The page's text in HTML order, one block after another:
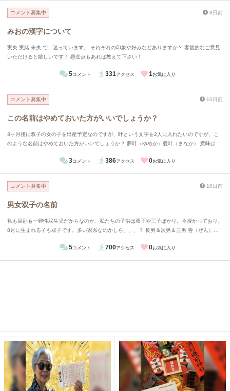
います。だけど、生前の旦那と、「女の子だったら絹瞳可愛いね！」と話をしており、どうし
コメント募集中 8日前
みおの漢字について
実央 実緒 未央 で、迷っています。 それぞれの印象や好みなどありますか？ 客観的なご意見
いただけると嬉しいです！ 懸念点もあれば教えて下さい！
5コメント 331 アクセス 1 お気に入り
コメント募集中 10日前
この名前はやめておいた方がいいでしょうか？
3ヶ月後に双子の女の子を出産予定なのですが、叶という文字を2人に入れたいのですが、こ
のような名前はやめておいた方がいいでしょうか？ 夢叶（ゆめか）愛叶（まなか） 意味は夢
いってほしいと思い考えました
3コメント 386アクセス 0お気に入り
コメント募集中 10日前
男女双子の名前
私も旦那も一卵性双生児だからなのか、私たちの子供は双子や三子ばかり。今授かっており、
8月に生まれる子も双子です。多い家系なのかしら、、、？ 長男＆次男＆三男 善（ぜん）藍
が、何かいい候補はあるでしょうか。家で出ている候補としては、 絃（げん）くん＆琴（こ
5コメント 700アクセス 0お気に入り